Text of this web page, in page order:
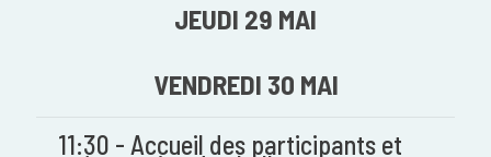
JEUDI 29 MAI
VENDREDI 30 MAI
11:30 - Accueil des participants et